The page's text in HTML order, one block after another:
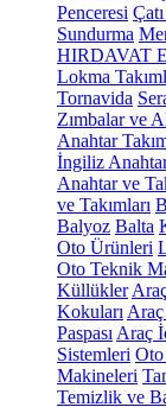
Penceresi
Sundurma
HIRDAVAT
Lokma
Tornavida
Zımbalar ve
Anahtar
İngiliz
Anahtar ve
ve Takımları
Balyoz Balta
Oto Ürünleri
Oto Teknik
Küllükler
Kokuları
Paspası Araç
Sistemleri
Makineleri
Temizlik ve